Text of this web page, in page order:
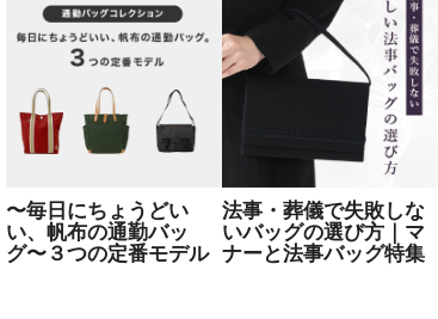
〜毎日にちょうどい
い、帆布の通勤バッ
グ〜３つの定番モデル
法事・葬儀で失敗しな
いバッグの選び方｜マ
ナーと法事バッグ特集